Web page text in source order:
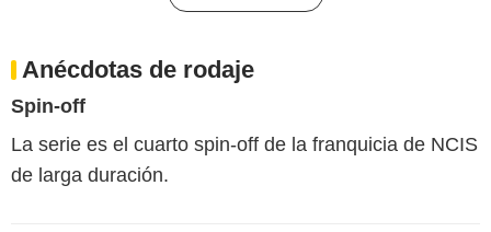
Anécdotas de rodaje
Spin-off
La serie es el cuarto spin-off de la franquicia de NCIS
de larga duración.